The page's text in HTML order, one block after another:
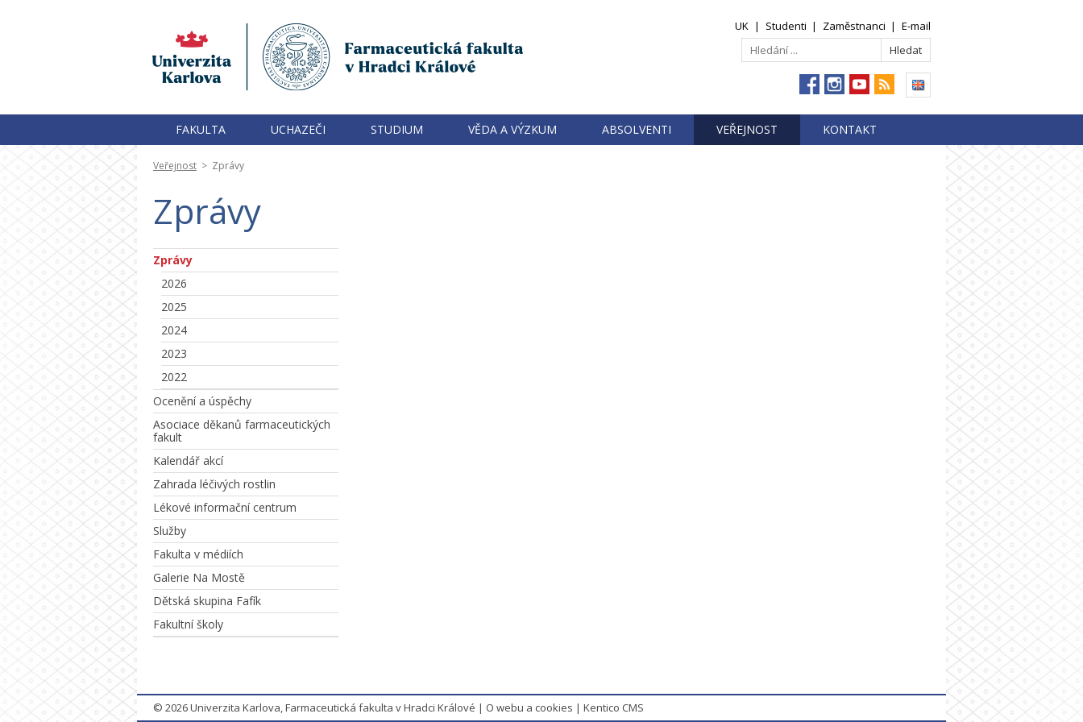
UK | Studenti | Zaměstnanci | E-mail
FAKULTA UCHAZEČI STUDIUM VĚDA A VÝZKUM ABSOLVENTI VEŘEJNOST KONTAKT
Veřejnost > Zprávy
Zprávy
Zprávy
2026
2025
2024
2023
2022
Ocenění a úspěchy
Asociace děkanů farmaceutických
fakult
Kalendář akcí
Zahrada léčivých rostlin
Lékové informační centrum
Služby
Fakulta v médiích
Galerie Na Mostě
Dětská skupina Fafík
Fakultní školy
© 2026Univerzita Karlova, Farmaceutická fakulta v Hradci Králové | O webu a cookies | Kentico CMS